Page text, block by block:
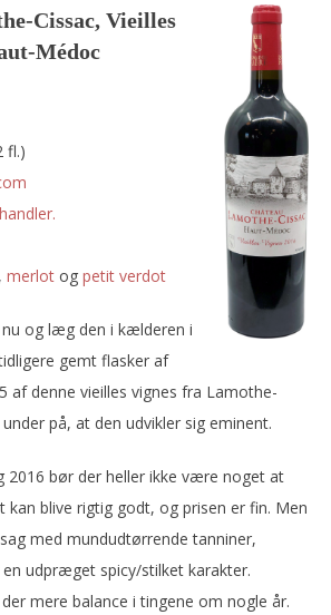
Cissac, Vieilles
Médoc
fl.)
, merlot og petit verdot
og læg den i kælderen i
gemt flasker af
af denne vieilles vignes fra Lamothe-
på, at den udvikler sig eminent.
2016 bør der heller ikke være noget at
blive rigtig godt, og prisen er fin. Men
med mundudtørrende tanniner,
udpræget spicy/stilket karakter.
mere balance i tingene om nogle år.